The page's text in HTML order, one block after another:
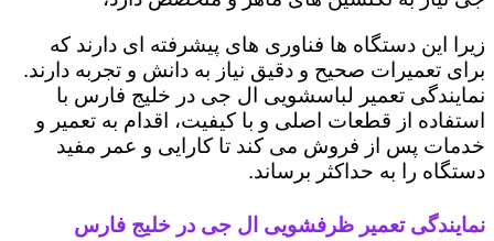
زیرا این دستگاه ها فناوری های پیشرفته ای دارند که
برای تعمیرات صحیح و دقیق نیاز به دانش و تجربه دارند.
نمایندگی تعمیر لباسشویی ال جی در خلیج فارس با
استفاده از قطعات اصلی و با کیفیت، اقدام به تعمیر و
خدمات پس از فروش می کند تا کارایی و عمر مفید
دستگاه را به حداکثر برساند.
نمایندگی تعمیر ظرفشویی ال جی در خلیج فارس